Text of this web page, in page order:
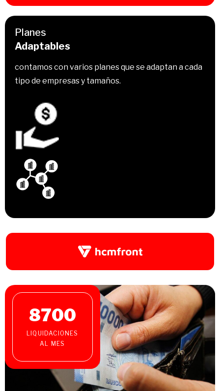
Planes
Adaptables
contamos con varios planes que se adaptan a cada
tipo de empresas y tamaños.
8700
LIQUIDACIONES
AL MES